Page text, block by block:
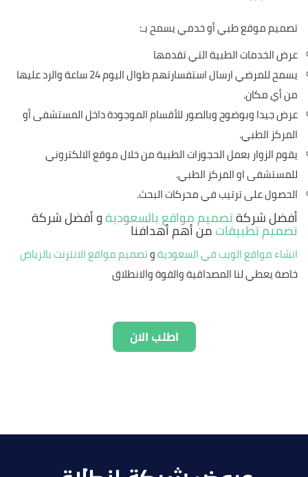
تصميم موقع طبي أو خدمي يسمح بـ:
عرض الخدمات الطبية التي تقدمها
يسمح للمرضي ارسال استفسارتهم طوال اليوم 24 ساعة والرد عليها
من أي مكان.
عرض جيدا وبوضوح وبالصور للأقسام الموجودة داخل المستشفى أو
المركز الطبي.
يقوم الزوار بعمل الحجوزات الطبية من خلال موقع الالكتروني
للمستشفى او المركز الطبي.
الحصول على ترتيب في محركات البحث.
أفضل شركةتصميم مواقع بالسعوديةو أفضل شركة
تصميم تطبيقاتمن أهم أهدافنا
انشاء مواقع الويب في السعوديةوتصميم مواقع الانترنت بالرياض
خاصة يعطي لنا المصداقية والقوة والانطلاق
اطلب الان